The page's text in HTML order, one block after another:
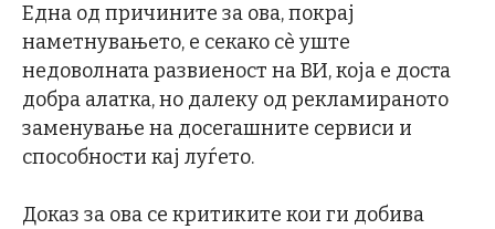
Една од причините за ова, покрај
наметнувањето, е секако сѐ уште
недоволната развиеност на ВИ, која е доста
добра алатка, но далеку од рекламираното
заменување на досегашните сервиси и
способности кај луѓето.
Доказ за ова се критиките кои ги добива